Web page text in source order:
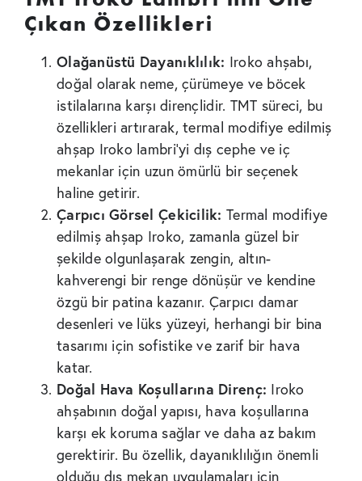
Çıkan Özellikleri
Olağanüstü Dayanıklılık: Iroko ahşabı,
doğal olarak neme, çürümeye ve böcek
istilalarına karşı dirençlidir. TMT süreci, bu
özellikleri artırarak, termal modifiye edilmiş
ahşap Iroko lambri’yi dış cephe ve iç
mekanlar için uzun ömürlü bir seçenek
haline getirir.
Çarpıcı Görsel Çekicilik: Termal modifiye
edilmiş ahşap Iroko, zamanla güzel bir
şekilde olgunlaşarak zengin, altın-
kahverengi bir renge dönüşür ve kendine
özgü bir patina kazanır. Çarpıcı damar
desenleri ve lüks yüzeyi, herhangi bir bina
tasarımı için sofistike ve zarif bir hava
katar.
Doğal Hava Koşullarına Direnç: Iroko
ahşabının doğal yapısı, hava koşullarına
karşı ek koruma sağlar ve daha az bakım
gerektirir. Bu özellik, dayanıklılığın önemli
olduğu dış mekan uygulamaları için